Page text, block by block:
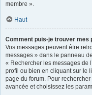
membre ».
Haut
Comment puis-je trouver
Vos messages peuvent être
messages » dans le panneau
« Rechercher les messages de
profil ou bien en cliquant sur le
page du forum. Pour
avancée et choisissez les